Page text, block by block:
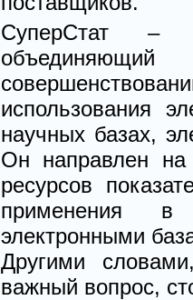
СуперСтат –
использования
научных базах,
Он направлен на
ресурсов
применения в
электронными
Другими
важный вопрос,